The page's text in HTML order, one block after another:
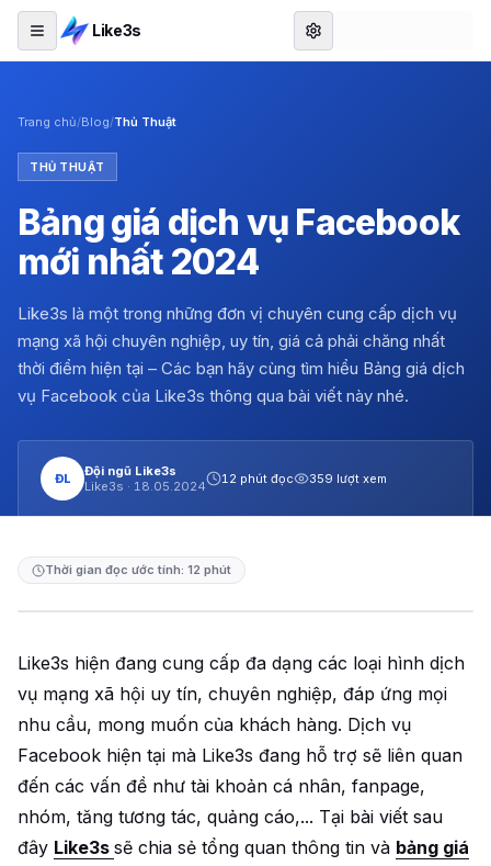
Like3s
Trang chủ/Blog/Thủ Thuật
THỦ THUẬT
Bảng giá dịch vụ Facebook
mới nhất 2024
Like3s là một trong những đơn vị chuyên cung cấp dịch vụ
mạng xã hội chuyên nghiệp, uy tín, giá cả phải chăng nhất
thời điểm hiện tại – Các bạn hãy cùng tìm hiểu Bảng giá dịch
vụ Facebook của Like3s thông qua bài viết này nhé.
ĐL
Đội ngũ Like3s
Like3s · 18.05.2024
12 phút đọc 359 lượt xem
Thời gian đọc ước tính: 12 phút
Like3s hiện đang cung cấp đa dạng các loại hình dịch
vụ mạng xã hội uy tín, chuyên nghiệp, đáp ứng mọi
nhu cầu, mong muốn của khách hàng. Dịch vụ
Facebook hiện tại mà Like3s đang hỗ trợ sẽ liên quan
đến các vấn đề như tài khoản cá nhân, fanpage,
nhóm, tăng tương tác, quảng cáo,... Tại bài viết sau
đây Like3s sẽ chia sẻ tổng quan thông tin và bảng giá